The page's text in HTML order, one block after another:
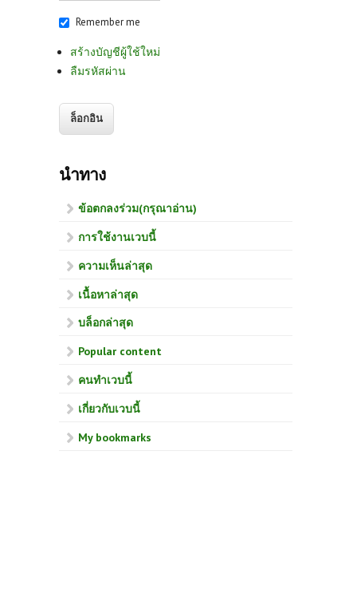
Remember me
สร้างบัญชีผู้ใช้ใหม่
ลืมรหัสผ่าน
นำทาง
ข้อตกลงร่วม(กรุณาอ่าน)
การใช้งานเวบนี้
ความเห็นล่าสุด
เนื้อหาล่าสุด
บล็อกล่าสุด
Popular content
คนทำเวบนี้
เกี่ยวกับเวบนี้
My bookmarks